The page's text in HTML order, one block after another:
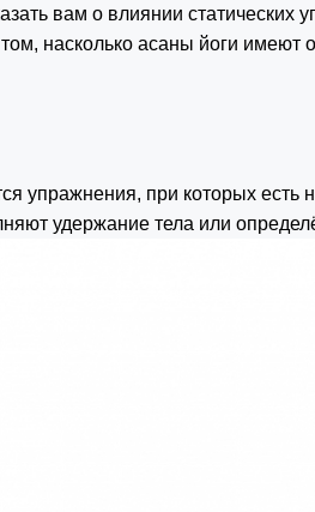
вам о влиянии
насколько асаны йоги имеют
упражнения, при которых
удержание тела или